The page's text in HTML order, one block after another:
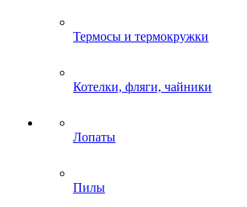
Термосы и термокружки
Котелки, фляги, чайники
Лопаты
Пилы